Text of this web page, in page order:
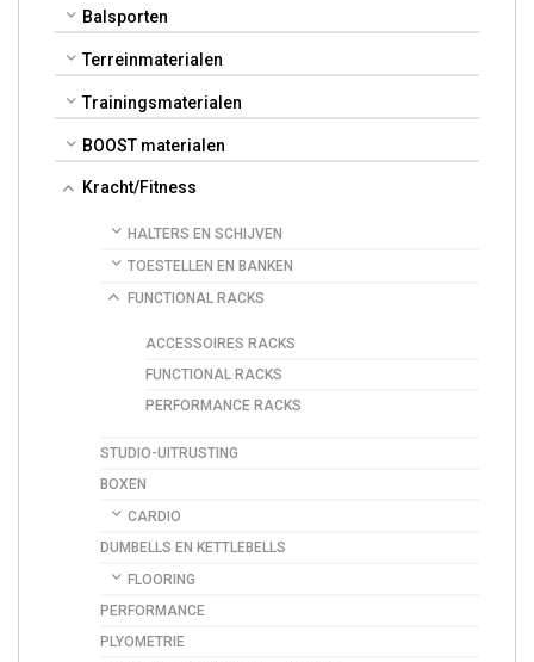
Balsporten
Terreinmaterialen
Trainingsmaterialen
BOOST materialen
Kracht/Fitness
HALTERS EN SCHIJVEN
TOESTELLEN EN BANKEN
FUNCTIONAL RACKS
ACCESSOIRES RACKS
FUNCTIONAL RACKS
PERFORMANCE RACKS
STUDIO-UITRUSTING
BOXEN
CARDIO
DUMBELLS EN KETTLEBELLS
FLOORING
PERFORMANCE
PLYOMETRIE